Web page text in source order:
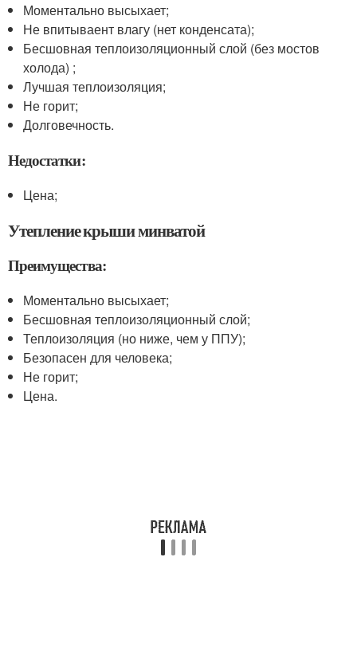
Моментально высыхает;
Не впитываент влагу (нет конденсата);
Бесшовная теплоизоляционный слой (без мостов
холода) ;
Лучшая теплоизоляция;
Не горит;
Долговечность.
Недостатки:
Цена;
Утепление крыши минватой
Преимущества:
Моментально высыхает;
Бесшовная теплоизоляционный слой;
Теплоизоляция (но ниже, чем у ППУ);
Безопасен для человека;
Не горит;
Цена.